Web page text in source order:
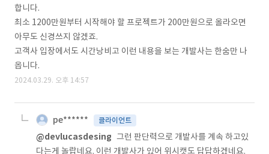
합니다.
최소 1200만원부터 시작해야 할 프로젝트가 200만원으로 올라오면
아무도 신경쓰지 않겠죠.
고객사 입장에서도 시간낭비고 이런 내용을 보는 개발사는 한숨만 나
옵니다.
2024.03.29. 오후 14:57
pe****** 클라이언트
@devlucasdesing 그런 판단력으로 개발사를 계속 하고있
다는게 놀랍네요. 이런 개발사가 있어 위시캣도 답답하겠네요.